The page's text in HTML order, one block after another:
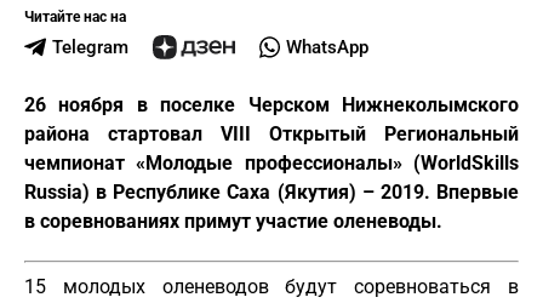
Читайте нас на
Telegram WhatsApp
26 ноября в поселке Черском Нижнеколымского
района стартовал VIII Открытый Региональный
чемпионат «Молодые профессионалы» (WorldSkills
Russia) в Республике Саха (Якутия) – 2019. Впервые
в соревнованиях примут участие оленеводы.
15 молодых оленеводов будут соревноваться в